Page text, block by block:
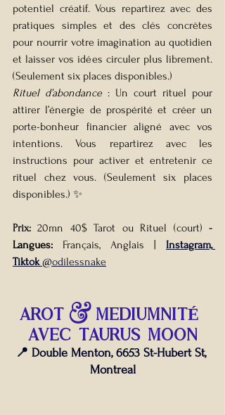
potentiel créatif. Vous repartirez avec des
pratiques simples et des clés concrètes
pour nourrir votre imagination au quotidien
et laisser vos idées circuler plus librement.
(Seulement six places disponibles.)
Rituel d’abondance : Un court rituel pour
attirer l’énergie de prospérité et créer un
porte-bonheur financier aligné avec vos
intentions. Vous repartirez avec les
instructions pour activer et entretenir ce
rituel chez vous. (Seulement six places
disponibles.) ✨
Prix: 20mn 40$ Tarot ou Rituel (court)
Langues: Français, Anglais
Instagram,
Tiktok @odilessnake
AROT & MEDIUMnitÉ
avec TAURUS MOON
📍 Double Menton, 6653 St-Hubert St,
Montreal